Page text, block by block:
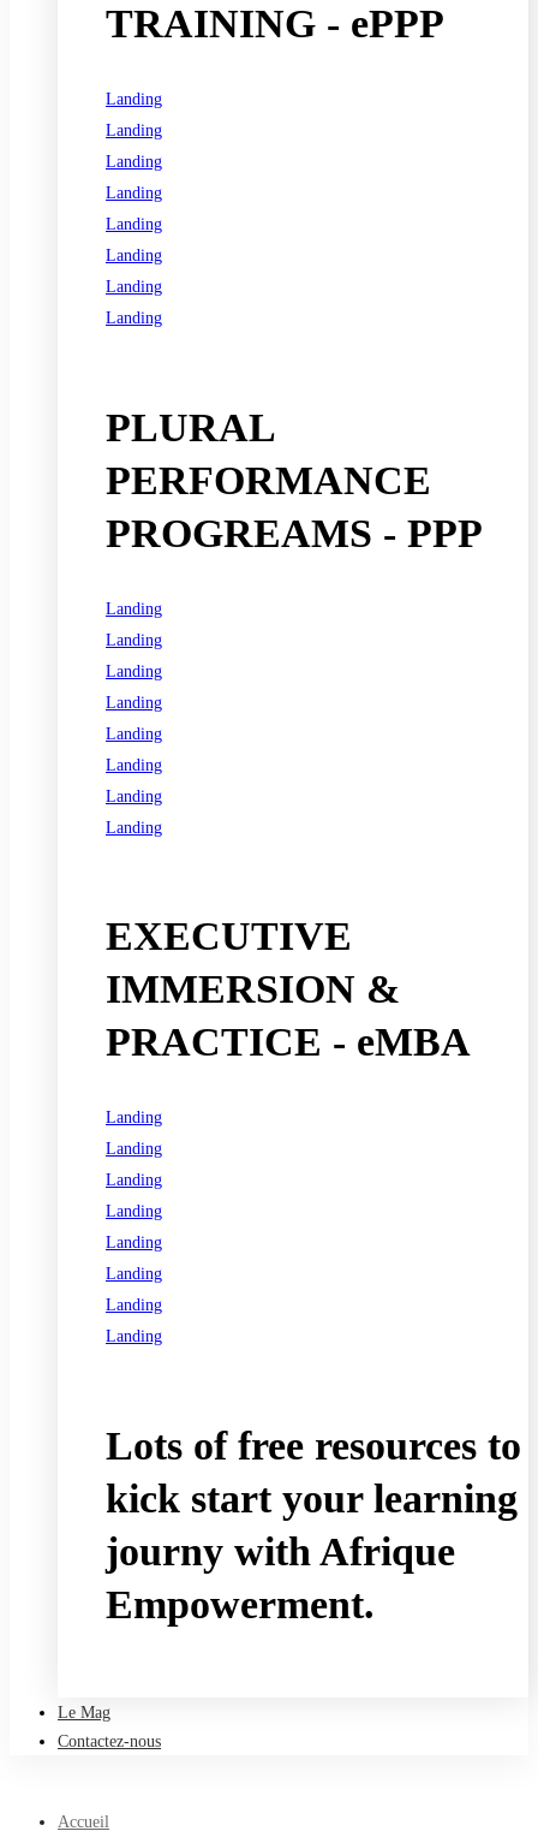
TRAINING - ePPP
Landing
Landing
Landing
Landing
Landing
Landing
Landing
Landing
PLURAL
PERFORMANCE
PROGREAMS - PPP
Landing
Landing
Landing
Landing
Landing
Landing
Landing
Landing
EXECUTIVE
IMMERSION &
PRACTICE - eMBA
Landing
Landing
Landing
Landing
Landing
Landing
Landing
Landing
Lots of free resources to
kick start your learning
journy with Afrique
Empowerment.
Le Mag
Contactez-nous
Accueil